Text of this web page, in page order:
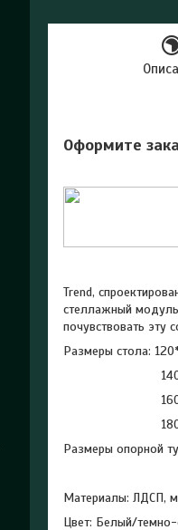
Оформите
Trend,
стеллажный
почувствовать эту
Размеры стола:
Размеры опорной
Материалы: ЛДСП,
Цвет: Белый/темно-